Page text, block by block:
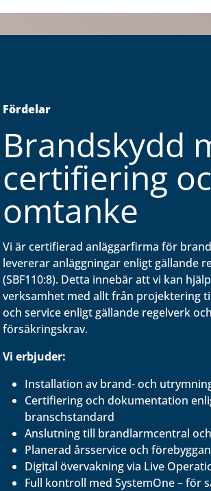
Fördelar
Brandskydd
certifiering
omtanke
Vi är certifierad anläggarfirma för
levererar anläggningar enligt gällande
(SBF110:8). Detta innebär att vi kan
verksamhet med allt från projektering
och service enligt gällande regelverk och
försäkringskrav.
Vi erbjuder:
Installation av brand- och
Certifiering och dokumentation
branschstandard
Anslutning till brandlarmcentral
Planerad årsservice och
Digital övervakning via Live
Full kontroll med SystemOne – för